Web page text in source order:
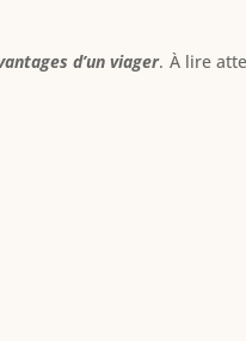
d’un viager. À lire